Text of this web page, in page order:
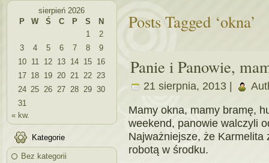
sierpień 2026
P
W Ś C P S
N
1
2
3
4 5 6 7 8
9
10 11 12 13 14 15 16
17 18 19 20 21 22 23
24 25 26 27 28 29 30
31
« kw.
Kategorie
Bez kategorii
Posts Tagged ‘okna’
Panie i Panowie,
21 sierpnia, 2013 |
Mamy okna, mamy bramę,
weekend, panowie walczyli
Najważniejsze, że Karmelita
robotą w środku.